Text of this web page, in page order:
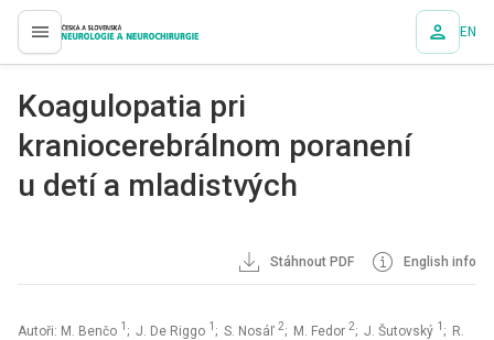
proLékaře.cz EN
Koagulopatia pri
kraniocerebrálnom poranení
u detí a mladistvých
Stáhnout PDF English info
Autoři: M. Benčo 1 ; J. De Riggo 1 ; S. Nosáľ 2; M. Fedor 2; J. Šutovský 1 ; R.